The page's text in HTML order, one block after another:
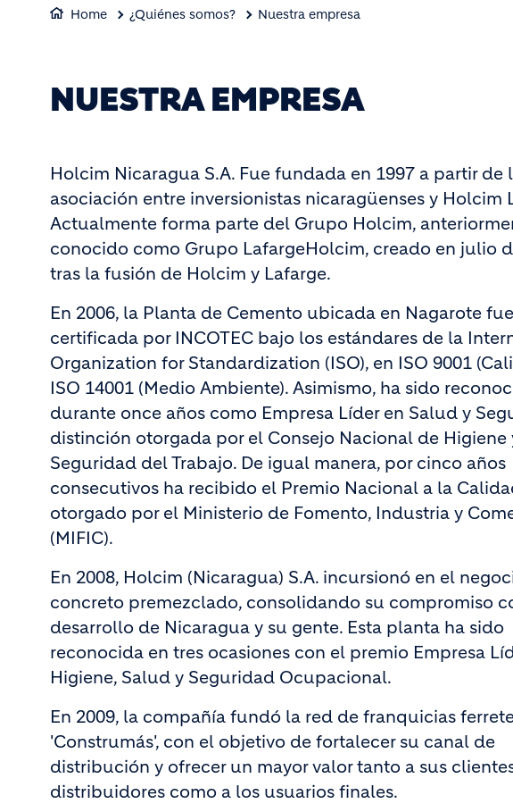
Home ¿Quiénes somos? Nuestra empresa
NUESTRA EMPRESA
Holcim Nicaragua S.A. Fue fundada en 1997 a partir de
asociación entre inversionistas nicaragüenses y Holcim
Actualmente forma parte del Grupo Holcim,
conocido como Grupo LafargeHolcim, creado en julio
tras la fusión de Holcim y Lafarge.
En 2006, la Planta de Cemento ubicada en Nagarote fue
certificada por INCOTEC bajo los estándares de la
Organization for Standardization (ISO), en ISO 9001
ISO 14001 (Medio Ambiente). Asimismo, ha sido
durante once años como Empresa Líder en Salud y
distinción otorgada por el Consejo Nacional de Higiene
Seguridad del Trabajo. De igual manera, por cinco años
consecutivos ha recibido el Premio Nacional a la
otorgado por el Ministerio de Fomento, Industria y
(MIFIC).
En 2008, Holcim (Nicaragua) S.A. incursionó en el
concreto premezclado, consolidando su compromiso
desarrollo de Nicaragua y su gente. Esta planta ha sido
reconocida en tres ocasiones con el premio Empresa
Higiene, Salud y Seguridad Ocupacional.
En 2009, la compañía fundó la red de franquicias
'Construmás', con el objetivo de fortalecer su canal de
distribución y ofrecer un mayor valor tanto a sus
distribuidores como a los usuarios finales.